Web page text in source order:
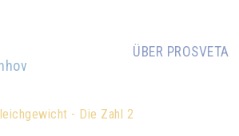
ÜBER PROSVETA
- Die Zahl 2